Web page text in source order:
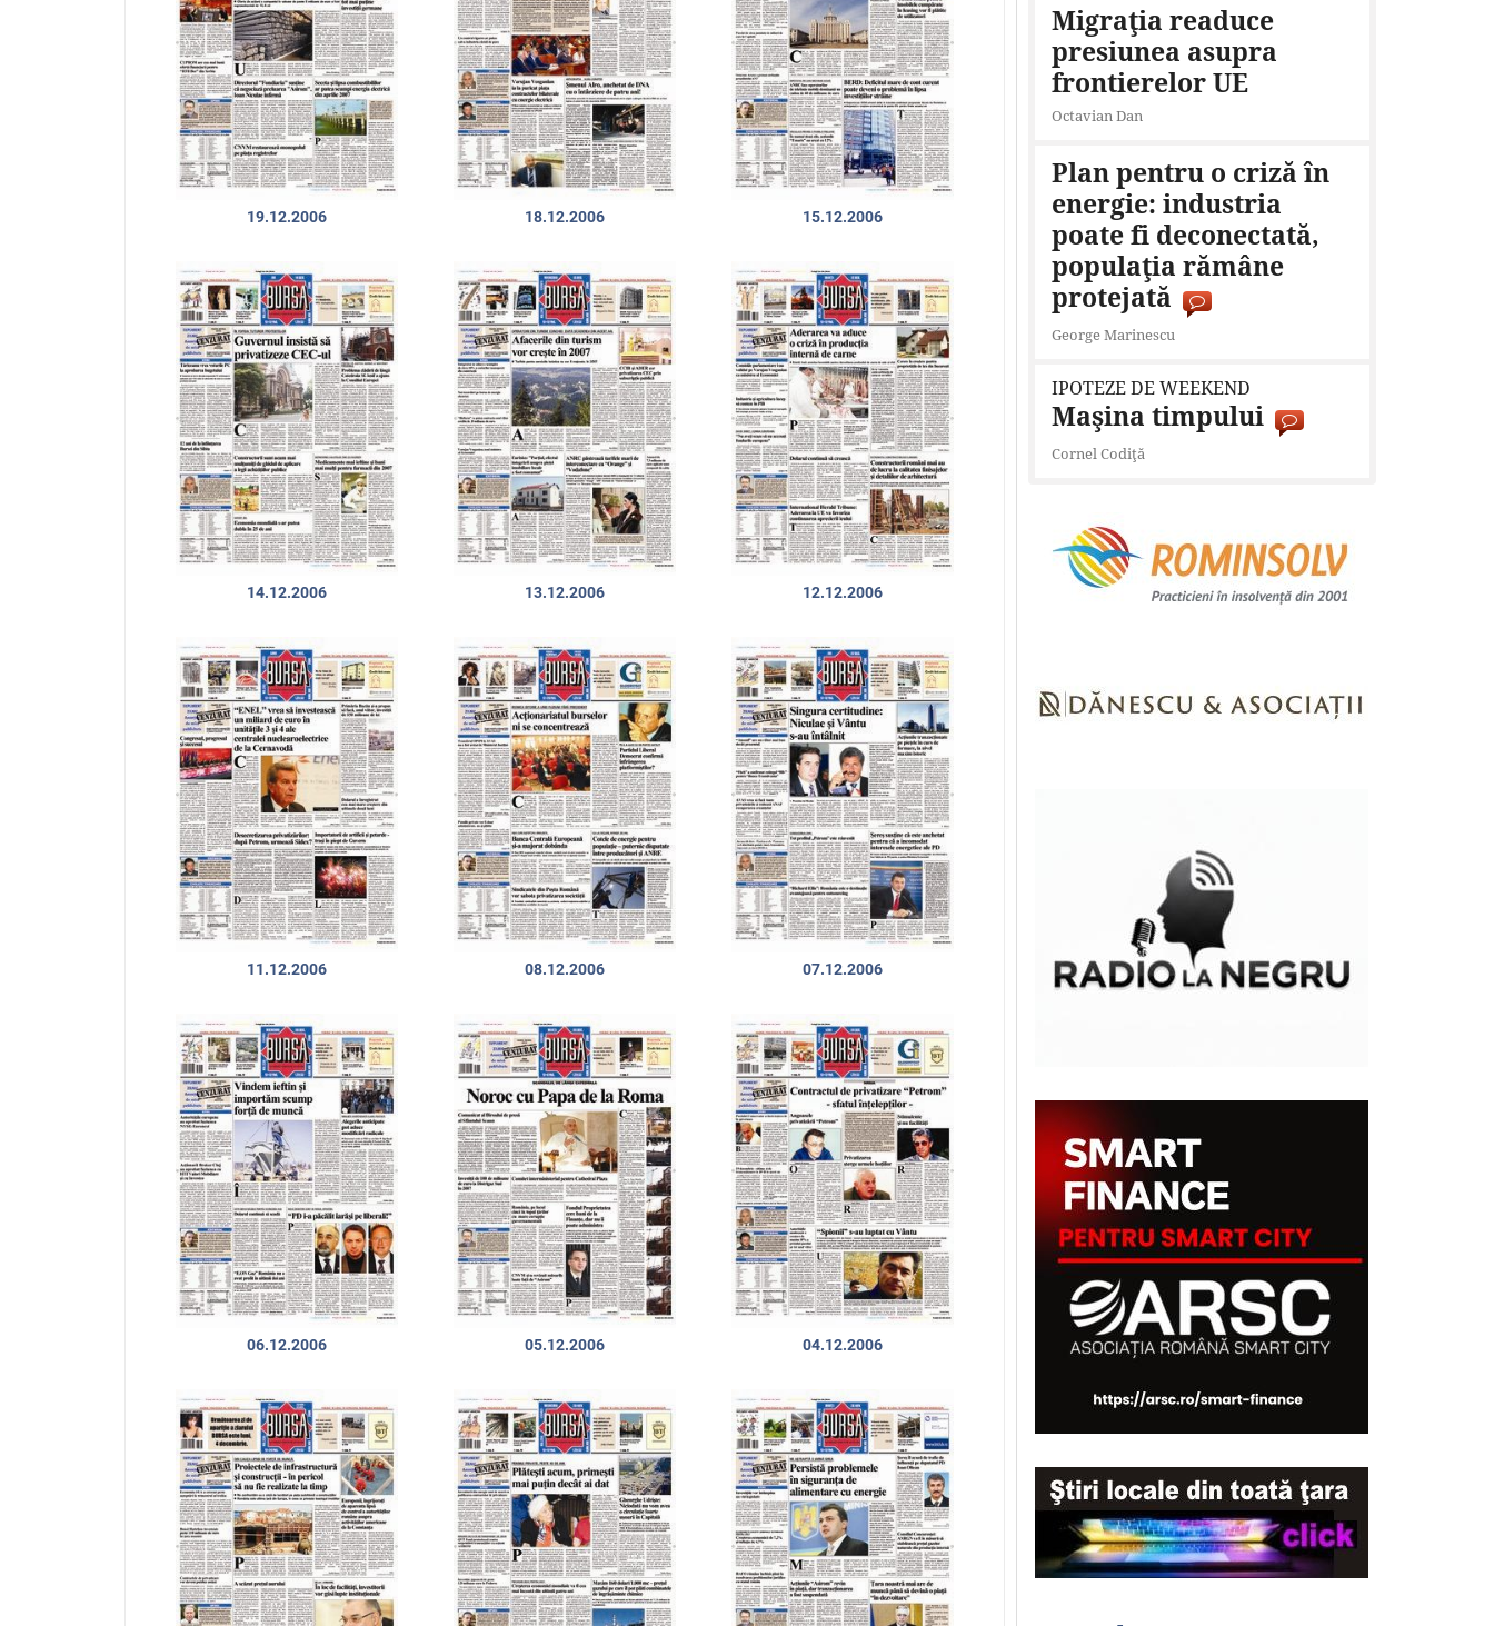
19.12.2006 18.12.2006 15.12.2006
14.12.2006 13.12.2006 12.12.2006
11.12.2006 08.12.2006 07.12.2006
06.12.2006 05.12.2006 04.12.2006
Migraţia readuce
presiunea asupra
frontierelor UE
Octavian Dan
Plan pentru o criză în
energie: industria
poate fi deconectată,
populaţia rămâne
protejată
George Marinescu
IPOTEZE DE WEEKEND
Maşina timpului
Cornel Codiţă